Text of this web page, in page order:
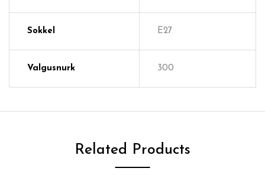
Sokkel E27
Valgusnurk 300
Related Products